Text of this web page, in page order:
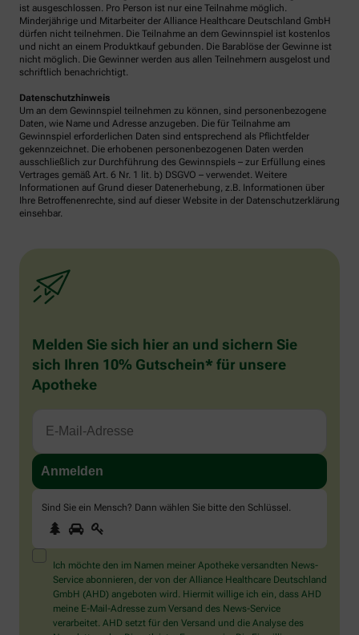
ist ausgeschlossen. Pro Person ist nur eine Teilnahme möglich.
Minderjährige und Mitarbeiter der Alliance Healthcare Deutschland GmbH
dürfen nicht teilnehmen. Die Teilnahme an dem Gewinnspiel ist kostenlos
und nicht an einem Produktkauf gebunden. Die Barablöse der Gewinne ist
nicht möglich. Die Gewinner werden aus allen Teilnehmern ausgelost und
schriftlich benachrichtigt.
Datenschutzhinweis
Um an dem Gewinnspiel teilnehmen zu können, sind personenbezogene
Daten, wie Name und Adresse anzugeben. Die für Teilnahme am
Gewinnspiel erforderlichen Daten sind entsprechend als Pflichtfelder
gekennzeichnet. Die erhobenen personenbezogenen Daten werden
ausschließlich zur Durchführung des Gewinnspiels – zur Erfüllung eines
Vertrages gemäß Art. 6 Nr. 1 lit. b) DSGVO – verwendet. Weitere
Informationen auf Grund dieser Datenerhebung, z.B. Informationen über
Ihre Betroffenenrechte, sind auf dieser Website in der Datenschutzerklärung
einsehbar.
Melden Sie sich hier an und sichern Sie
sich Ihren 10% Gutschein* für unsere
Apotheke
Sind Sie ein Mensch? Dann wählen Sie bitte den Schlüssel .
Sind
Sie
ein
Mensch?
Dann
wählen
Sie
bitte
1 2
Ich möchte den im Namen meiner Apotheke versandten News-
Service abonnieren, der von der Alliance Healthcare Deutschland
GmbH (AHD) angeboten wird. Hiermit willige ich ein, dass AHD
meine E-Mail-Adresse zum Versand des News-Service
verarbeitet. AHD setzt für den Versand und die Analyse des